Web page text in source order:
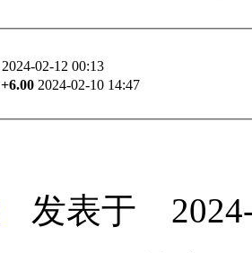
2024-02-12 00:13
+6.00 2024-02-10 14:47
发表于 2024-